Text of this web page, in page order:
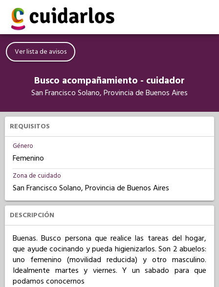
Ver lista de avisos
Busco acompañamiento - cuidador
San Francisco Solano, Provincia de Buenos Aires
REQUISITOS
Género
Femenino
Zona de cuidado
San Francisco Solano, Provincia de Buenos Aires
DESCRIPCIÓN
Buenas. Busco persona que realice las tareas del hogar,
que ayude cocinando y pueda higienizarlos. Son 2 abuelos:
uno femenino (movilidad reducida) y otro masculino.
Idealmente martes y viernes. Y un sabado para que
podamos conocernos